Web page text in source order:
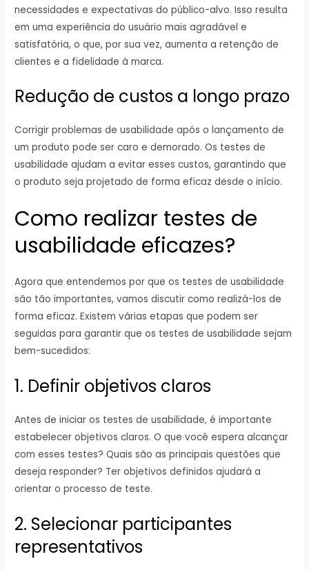
necessidades e expectativas do público-alvo. Isso resulta
em uma experiência do usuário mais agradável e
satisfatória, o que, por sua vez, aumenta a retenção de
clientes e a fidelidade à marca.
Redução de custos a longo prazo
Corrigir problemas de usabilidade após o lançamento de
um produto pode ser caro e demorado. Os testes de
usabilidade ajudam a evitar esses custos, garantindo que
o produto seja projetado de forma eficaz desde o início.
Como realizar testes de
usabilidade eficazes?
Agora que entendemos por que os testes de usabilidade
são tão importantes, vamos discutir como realizá-los de
forma eficaz. Existem várias etapas que podem ser
seguidas para garantir que os testes de usabilidade sejam
bem-sucedidos:
1. Definir objetivos claros
Antes de iniciar os testes de usabilidade, é importante
estabelecer objetivos claros. O que você espera alcançar
com esses testes? Quais são as principais questões que
deseja responder? Ter objetivos definidos ajudará a
orientar o processo de teste.
2. Selecionar participantes
representativos